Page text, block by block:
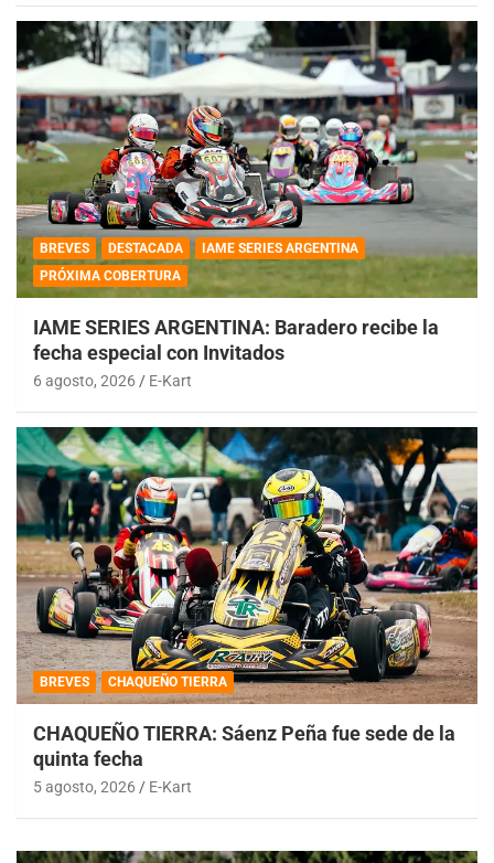
BREVES DESTACADA
IAME SERIES ARGENTINA
PRÓXIMA COBERTURA
IAME SERIES ARGENTINA: Baradero recibe la
fecha especial con Invitados
6 agosto, 2026 E-Kart
BREVES CHAQUEÑO TIERRA
CHAQUEÑO TIERRA: Sáenz Peña fue sede de la
quinta fecha
5 agosto, 2026 E-Kart